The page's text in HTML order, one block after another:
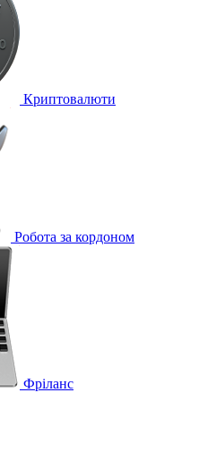
Криптовалюти
Робота за кордоном
Фріланс